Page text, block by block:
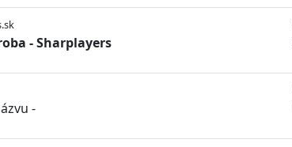
- Sharplayers
-